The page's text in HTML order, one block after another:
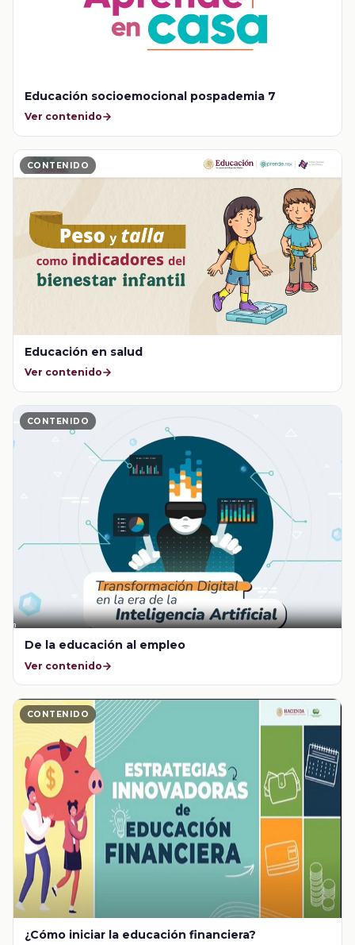
Educación socioemocional pospademia 7
Ver contenido
CONTENIDO
Educación en salud
Ver contenido
CONTENIDO
De la educación al empleo
Ver contenido
CONTENIDO
¿Cómo iniciar la educación financiera?